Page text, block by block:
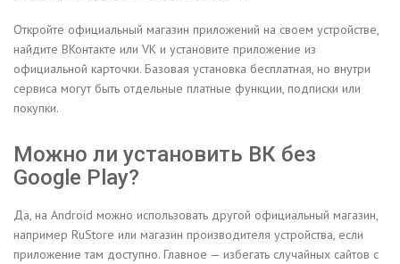
Откройте официальный магазин приложений на своем устройстве,
найдите ВКонтакте или VK и установите приложение из
официальной карточки. Базовая установка бесплатная, но внутри
сервиса могут быть отдельные платные функции, подписки или
покупки.
Можно ли установить ВК без
Google Play?
Да, на Android можно использовать другой официальный магазин,
например RuStore или магазин производителя устройства, если
приложение там доступно. Главное — избегать случайных сайтов с